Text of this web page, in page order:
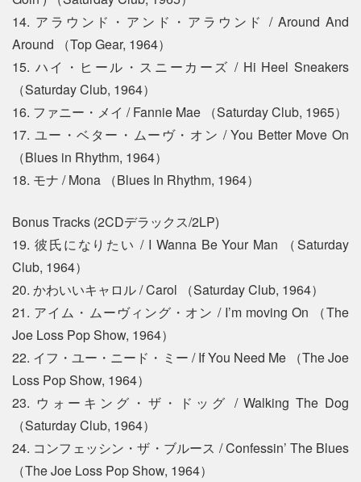
14. アラウンド・アンド・アラウンド / Around And
Around （Top Gear, 1964）
15. ハイ・ヒール・スニーカーズ / Hi Heel Sneakers
（Saturday Club, 1964）
16. ファニー・メイ / Fannie Mae （Saturday Club, 1965）
17. ユー・ベター・ムーヴ・オン / You Better Move On
（Blues in Rhythm, 1964）
18. モナ / Mona （Blues In Rhythm, 1964）
Bonus Tracks (2CDデラックス/2LP)
19. 彼氏になりたい / I Wanna Be Your Man （Saturday
Club, 1964）
20. かわいいキャロル / Carol （Saturday Club, 1964）
21. アイム・ムーヴィング・オン / I’m moving On （The
Joe Loss Pop Show, 1964）
22. イフ・ユー・ニード・ミー / If You Need Me （The Joe
Loss Pop Show, 1964）
23. ウォーキング・ザ・ドッグ / Walking The Dog
（Saturday Club, 1964）
24. コンフェッシン・ザ・ブルース / Confessin’ The Blues
（The Joe Loss Pop Show, 1964）